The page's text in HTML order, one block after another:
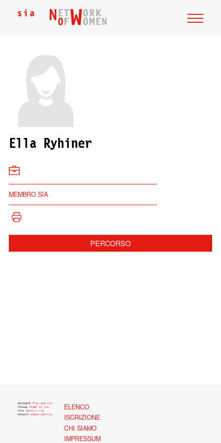
Ella Ryhiner
MEMBRO SIA
PERCORSO
ELENCO
ISCRIZIONE
CHI SIAMO
IMPRESSUM